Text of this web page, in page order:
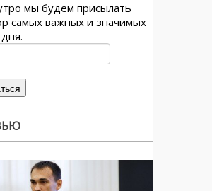
мы будем присылать
самых важных и значимых